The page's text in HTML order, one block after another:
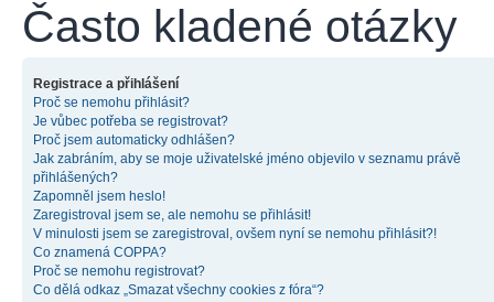
Často kladené otázky
Registrace a přihlášení
Proč se nemohu přihlásit?
Je vůbec potřeba se registrovat?
Proč jsem automaticky odhlášen?
Jak zabráním, aby se moje uživatelské jméno objevilo v seznamu právě
přihlášených?
Zapomněl jsem heslo!
Zaregistroval jsem se, ale nemohu se přihlásit!
V minulosti jsem se zaregistroval, ovšem nyní se nemohu přihlásit?!
Co znamená COPPA?
Proč se nemohu registrovat?
Co dělá odkaz „Smazat všechny cookies z fóra“?